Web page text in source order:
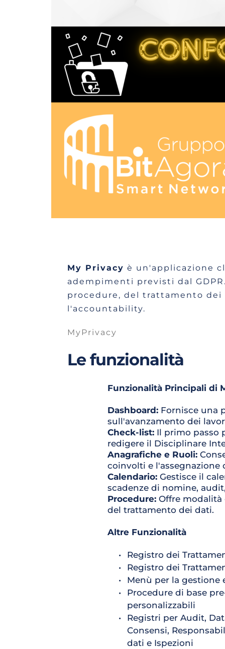
My Privacy è un'applicazione
adempimenti previsti dal
procedure, del trattamento
l'accountability.
MyPrivacy
Le funzionalità
Funzionalità Principali di
Dashboard: Fornisce una
sull'avanzamento dei
Check-list: Il primo passo
redigere il Disciplinare
Anagrafiche e Ruoli:
coinvolti e l'assegnazione
Calendario: Gestisce il
scadenze di nomine,
Procedure: Offre modalità
del trattamento dei dati.
Altre Funzionalità
Registro dei
Registro dei
Menù per la gestione
Procedure di base
personalizzabili
Registri per Audit,
Consensi,
dati e Ispezioni